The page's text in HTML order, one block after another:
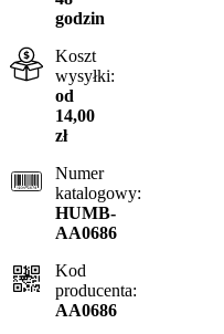
godzin
Koszt
wysyłki:
od
14,00
zł
Numer
katalogowy:
HUMB-
AA0686
Kod
producenta:
AA0686